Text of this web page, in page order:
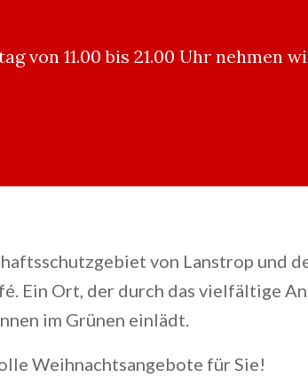
von 11.00 bis 21.00 Uhr nehmen
von Lanstrop
Ein Ort, der durch das vielfältige
im Grünen einlädt.
Weihnachtsangebote für Sie!